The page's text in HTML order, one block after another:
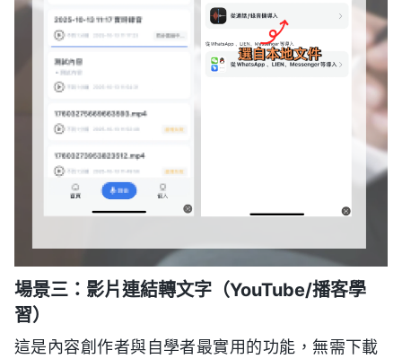
場景三：影片連結轉文字（YouTube/播客學
習）
這是內容創作者與自學者最實用的功能，無需下載